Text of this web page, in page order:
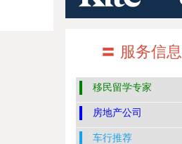
〓 服务信息
移民留学专家
房地产公司
车行推荐